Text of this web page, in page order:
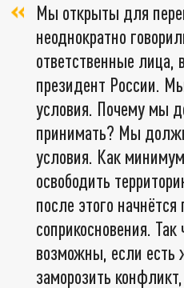
Мы открыты для
неоднократно
ответственные лица,
президент России.
условия. Почему мы
принимать? Мы
условия. Как
освободить
после этого начнётся
соприкосновения. Так
возможны, если есть
заморозить